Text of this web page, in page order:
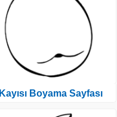
Kayısı Boyama Sayfası